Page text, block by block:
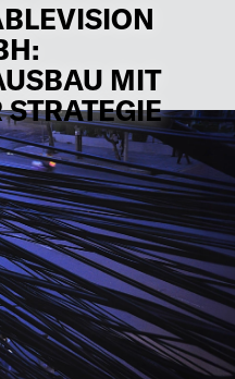
MIT